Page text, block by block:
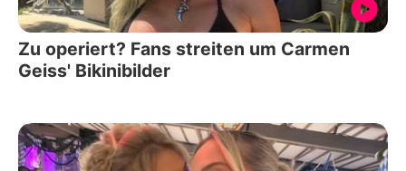
Zu operiert? Fans streiten um Carmen
Geiss' Bikinibilder